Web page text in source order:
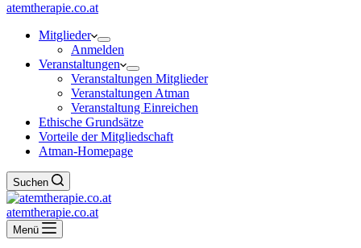
atemtherapie.co.at
Mitglieder
Anmelden
Veranstaltungen
Veranstaltungen Mitglieder
Veranstaltungen Atman
Veranstaltung Einreichen
Ethische Grundsätze
Vorteile der Mitgliedschaft
Atman-Homepage
Suchen
atemtherapie.co.at
Menü